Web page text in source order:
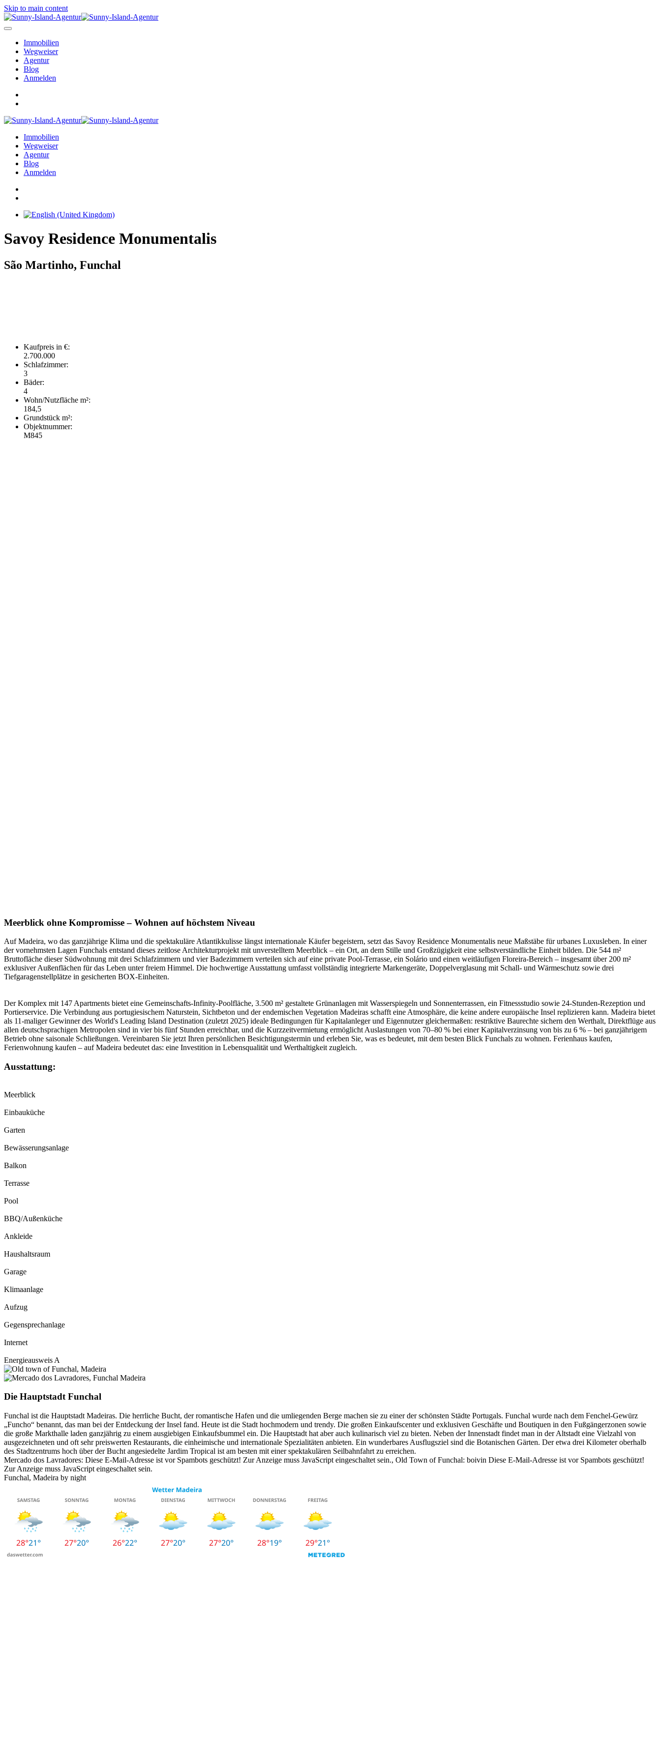
Skip to main content
Immobilien
Wegweiser
Agentur
Blog
Anmelden
Immobilien
Wegweiser
Agentur
Blog
Anmelden
Savoy Residence Monumentalis
São Martinho, Funchal
Kaufpreis in €:
2.700.000
Schlafzimmer:
3
Bäder:
4
Wohn/Nutzfläche m²:
184,5
Grundstück m²:
Objektnummer:
M845
Meerblick ohne Kompromisse – Wohnen auf höchstem Niveau
Auf Madeira, wo das ganzjährige Klima und die spektakuläre Atlantikkulisse längst internationale Käufer begeistern, setzt das Savoy Residence Monumentalis neue Maßstäbe für urbanes Luxusleben. In einer
der vornehmsten Lagen Funchals entstand dieses zeitlose Architekturprojekt mit unverstelltem Meerblick – ein Ort, an dem Stille und Großzügigkeit eine selbstverständliche Einheit bilden. Die 544 m²
Bruttofläche dieser Südwohnung mit drei Schlafzimmern und vier Badezimmern verteilen sich auf eine private Pool-Terrasse, ein Solário und einen weitläufigen Floreira-Bereich – insgesamt über 200 m²
exklusiver Außenflächen für das Leben unter freiem Himmel. Die hochwertige Ausstattung umfasst vollständig integrierte Markengeräte, Doppelverglasung mit Schall- und Wärmeschutz sowie drei
Tiefgaragenstellplätze in gesicherten BOX-Einheiten.
Der Komplex mit 147 Apartments bietet eine Gemeinschafts-Infinity-Poolfläche, 3.500 m² gestaltete Grünanlagen mit Wasserspiegeln und Sonnenterrassen, ein Fitnessstudio sowie 24-Stunden-Rezeption und
Portierservice. Die Verbindung aus portugiesischem Naturstein, Sichtbeton und der endemischen Vegetation Madeiras schafft eine Atmosphäre, die keine andere europäische Insel replizieren kann. Madeira bietet
als 11-maliger Gewinner des World's Leading Island Destination (zuletzt 2025) ideale Bedingungen für Kapitalanleger und Eigennutzer gleichermaßen: restriktive Baurechte sichern den Werthalt, Direktflüge aus
allen deutschsprachigen Metropolen sind in vier bis fünf Stunden erreichbar, und die Kurzzeitvermietung ermöglicht Auslastungen von 70–80 % bei einer Kapitalverzinsung von bis zu 6 % – bei ganzjährigem
Betrieb ohne saisonale Schließungen. Vereinbaren Sie jetzt Ihren persönlichen Besichtigungstermin und erleben Sie, was es bedeutet, mit dem besten Blick Funchals zu wohnen. Ferienhaus kaufen,
Ferienwohnung kaufen – auf Madeira bedeutet das: eine Investition in Lebensqualität und Werthaltigkeit zugleich.
Ausstattung:
Meerblick
Einbauküche
Garten
Bewässerungsanlage
Balkon
Terrasse
Pool
BBQ/Außenküche
Ankleide
Haushaltsraum
Garage
Klimaanlage
Aufzug
Gegensprechanlage
Internet
Energieausweis A
Die Hauptstadt Funchal
Funchal ist die Hauptstadt Madeiras. Die herrliche Bucht, der romantische Hafen und die umliegenden Berge machen sie zu einer der schönsten Städte Portugals. Funchal wurde nach dem Fenchel-Gewürz
„Funcho“ benannt, das man bei der Entdeckung der Insel fand. Heute ist die Stadt hochmodern und trendy. Die großen Einkaufscenter und exklusiven Geschäfte und Boutiquen in den Fußgängerzonen sowie
die große Markthalle laden ganzjährig zu einem ausgiebigen Einkaufsbummel ein. Die Hauptstadt hat aber auch kulinarisch viel zu bieten. Neben der Innenstadt findet man in der Altstadt eine Vielzahl von
ausgezeichneten und oft sehr preiswerten Restaurants, die einheimische und internationale Spezialitäten anbieten. Ein wunderbares Ausflugsziel sind die Botanischen Gärten. Der etwa drei Kilometer oberhalb
des Stadtzentrums hoch über der Bucht angesiedelte Jardim Tropical ist am besten mit einer spektakulären Seilbahnfahrt zu erreichen.
Mercado dos Lavradores: Diese E-Mail-Adresse ist vor Spambots geschützt! Zur Anzeige muss JavaScript eingeschaltet sein., Old Town of Funchal: boivin Diese E-Mail-Adresse ist vor Spambots geschützt!
Zur Anzeige muss JavaScript eingeschaltet sein.
Funchal, Madeira by night